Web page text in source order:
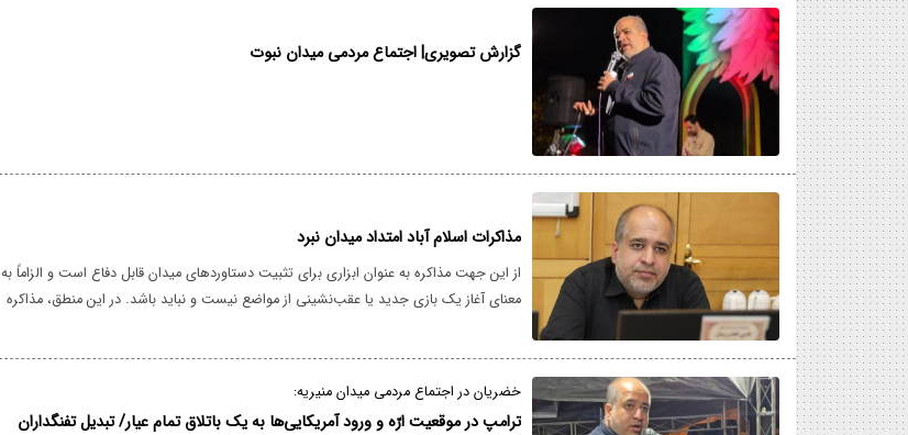
گزارش تصویری| اجتماع مردمی میدان نبوت
مذاکرات اسلام آباد امتداد میدان نبرد
از این جهت مذاکره به عنوان ابزاری برای تثبیت دستاوردهای میدان قابل دفاع است و الزاماً به
معنای آغاز یک بازی جدید یا عقب‌نشینی از مواضع نیست و نباید باشد. در این منطق، مذاکره
تضمین آنکه ناکامی‌های دشمن در میدان، این بار با برگه‌های حقوقی و سیاسی امضا شود.
خضریان در اجتماع مردمی میدان منیریه:
ترامپ در موقعیت ارّه و ورود آمریکایی‌ها به یک باتلاق تمام عیار/ تبدیل تفنگداران